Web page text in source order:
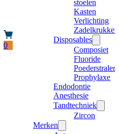
0
stoelen
Kasten
Verlichting
Zadelkrukken
Disposables
Composiet
Fluoride
Poederstraler
Prophylaxe
Endodontie
Anesthesie
Tandtechniek
Zircon
Merken